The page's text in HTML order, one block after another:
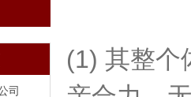
司
(1) 其整个